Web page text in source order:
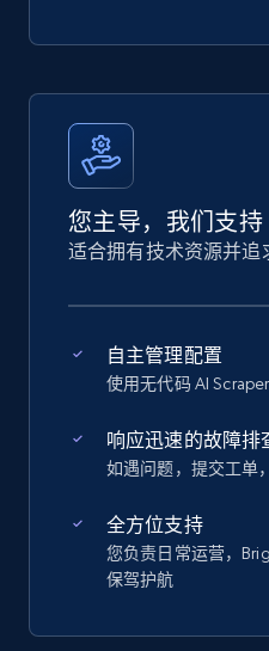
您主导，我们支持
适合拥有技术资源并追
自主管理配置
使用无代码 AI
响应迅速的故障排
如遇问题，提交工单
全方位支持
您负责日常运营，
保驾护航